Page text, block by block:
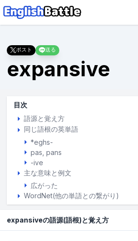
ポスト 送る
expansive
目次
語源と覚え方
同じ語根の英単語
*eghs-
pas pans
-ive
主な意味と例文
広がった
WordNet(他の単語との繋がり)
expansiveの語源(語根)と覚え方